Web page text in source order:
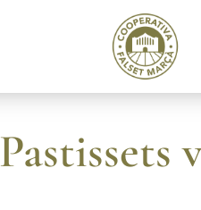
Pastissets